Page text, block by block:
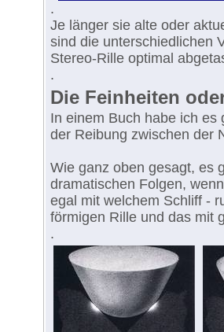
.
Je länger sie alte oder
sind die unterschiedlichen
Stereo-Rille optimal
.
Die Feinheiten
In einem Buch habe ich es
der Reibung zwischen der
Wie ganz oben gesagt, es
dramatischen Folgen,
egal mit welchem Schliff -
förmigen Rille und das mit
.